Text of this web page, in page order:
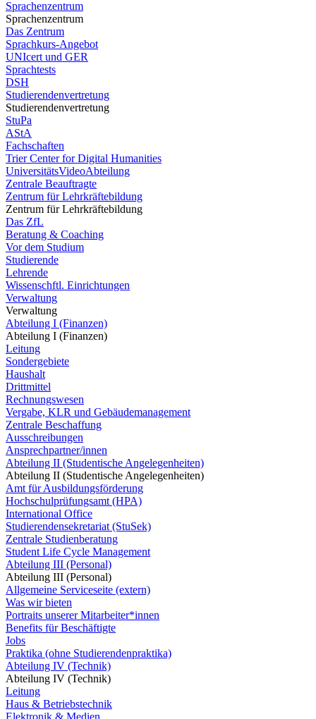
Sprachenzentrum
Sprachenzentrum
Das Zentrum
Sprachkurs-Angebot
UNIcert und GER
Sprachtests
DSH
Studierendenvertretung
Studierendenvertretung
StuPa
AStA
Fachschaften
Trier Center for Digital Humanities
UniversitätsVideoAbteilung
Zentrale Beauftragte
Zentrum für Lehrkräftebildung
Zentrum für Lehrkräftebildung
Das ZfL
Beratung & Coaching
Vor dem Studium
Studierende
Lehrende
Wissenschftl. Einrichtungen
Verwaltung
Verwaltung
Abteilung I (Finanzen)
Abteilung I (Finanzen)
Leitung
Sondergebiete
Haushalt
Drittmittel
Rechnungswesen
Vergabe, KLR und Gebäudemanagement
Zentrale Beschaffung
Ausschreibungen
Ansprechpartner/innen
Abteilung II (Studentische Angelegenheiten)
Abteilung II (Studentische Angelegenheiten)
Amt für Ausbildungsförderung
Hochschulprüfungsamt (HPA)
International Office
Studierendensekretariat (StuSek)
Zentrale Studienberatung
Student Life Cycle Management
Abteilung III (Personal)
Abteilung III (Personal)
Allgemeine Serviceseite (extern)
Was wir bieten
Portraits unserer Mitarbeiter*innen
Benefits für Beschäftigte
Jobs
Praktika (ohne Studierendenpraktika)
Abteilung IV (Technik)
Abteilung IV (Technik)
Leitung
Haus & Betriebstechnik
Elektronik & Medien